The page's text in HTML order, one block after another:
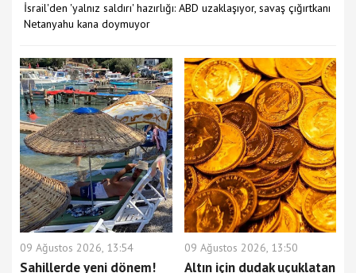
İsrail'den 'yalnız saldırı' hazırlığı: ABD uzaklaşıyor, savaş çığırtkanı
Netanyahu kana doymuyor
09 Ağustos 2026, 13:54
Sahillerde yeni dönem!
09 Ağustos 2026, 13:50
Altın için dudak uçuklatan